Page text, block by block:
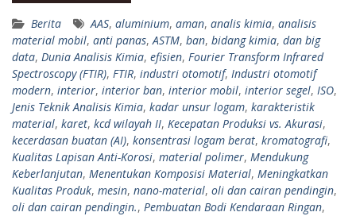
Berita AAS, aluminium, aman, analis kimia, analisis
material mobil, anti panas, ASTM, ban, bidang kimia, dan big
data, Dunia Analisis Kimia, efisien, Fourier Transform Infrared
Spectroscopy (FTIR), FTIR, industri otomotif, Industri otomotif
modern, interior, interior ban, interior mobil, interior segel, ISO,
Jenis Teknik Analisis Kimia, kadar unsur logam, karakteristik
material, karet, kcd wilayah II, Kecepatan Produksi vs. Akurasi,
kecerdasan buatan (AI), konsentrasi logam berat, kromatografi,
Kualitas Lapisan Anti-Korosi, material polimer, Mendukung
Keberlanjutan, Menentukan Komposisi Material, Meningkatkan
Kualitas Produk, mesin, nano-material, oli dan cairan pendingin,
oli dan cairan pendingin., Pembuatan Bodi Kendaraan Ringan,